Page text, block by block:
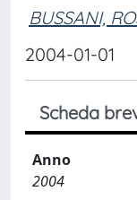
BUSSANI,
2004-01-01
Scheda
Anno
2004